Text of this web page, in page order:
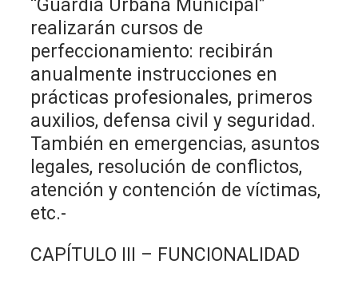
“Guardia Urbana Municipal”
realizarán cursos de
perfeccionamiento: recibirán
anualmente instrucciones en
prácticas profesionales, primeros
auxilios, defensa civil y seguridad.
También en emergencias, asuntos
legales, resolución de conflictos,
atención y contención de víctimas,
etc.-
CAPÍTULO III – FUNCIONALIDAD